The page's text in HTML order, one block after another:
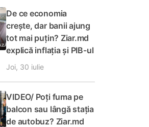
De ce economia
crește, dar banii ajung
tot mai puțin? Ziar.md
explică inflația și PIB-ul
Joi, 30 iulie
VIDEO/ Poți fuma pe
balcon sau lângă stația
de autobuz? Ziar.md